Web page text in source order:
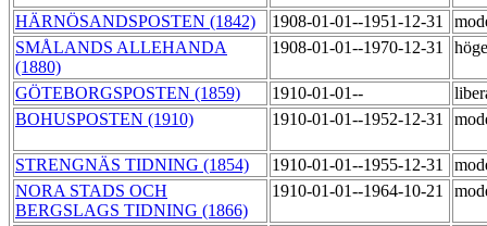
HÄRNÖSANDSPOSTEN (1842) 1908-01-01--1951-12-31
SMÅLANDS ALLEHANDA
(1880)
1908-01-01--1970-12-31
GÖTEBORGSPOSTEN (1859) 1910-01-01--
BOHUSPOSTEN (1910)
1910-01-01--1952-12-31
STRENGNÄS TIDNING (1854) 1910-01-01--1955-12-31
NORA STADS OCH
BERGSLAGS TIDNING (1866)
1910-01-01--1964-10-21